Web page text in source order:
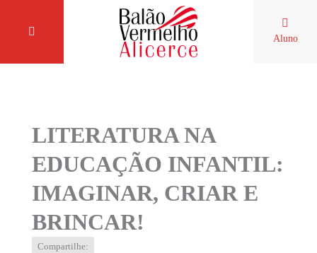
Aluno
LITERATURA NA
EDUCAÇÃO INFANTIL:
IMAGINAR, CRIAR E
BRINCAR!
Compartilhe: